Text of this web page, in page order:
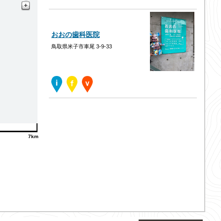
7km
おおの歯科医院
鳥取県米子市車尾 3-9-33